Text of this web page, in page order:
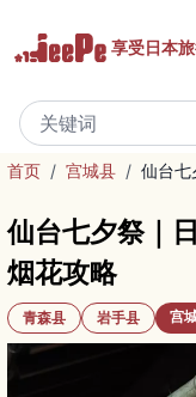
享受日本旅
首页 / 宫城县 / 仙台七
仙台七夕祭｜
烟花攻略
青森县 岩手县 宫